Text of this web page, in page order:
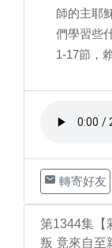
師的主耶
們學習些
1-17節，
轉寄好友
第1344集【
叛 竟來自至